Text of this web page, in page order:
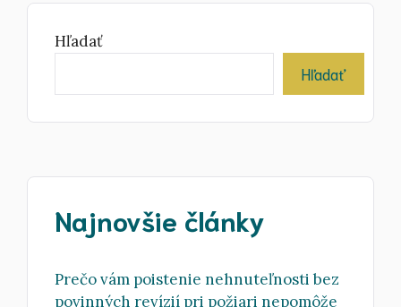
Hľadať
Hľadať
Najnovšie články
Prečo vám poistenie nehnuteľnosti bez
povinných revízií pri požiari nepomôže